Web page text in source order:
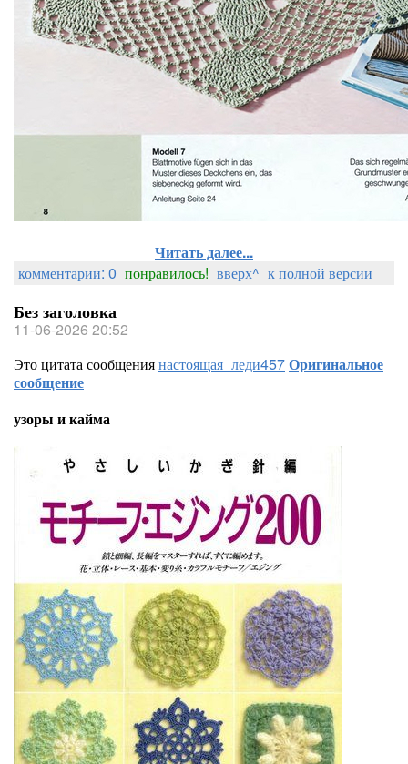
Читать далее...
комментарии: 0 понравилось! вверх^ к полной версии
Без заголовка
11-06-2026 20:52
Это цитата сообщениянастоящая_леди457Оригинальное
сообщение
узоры и кайма